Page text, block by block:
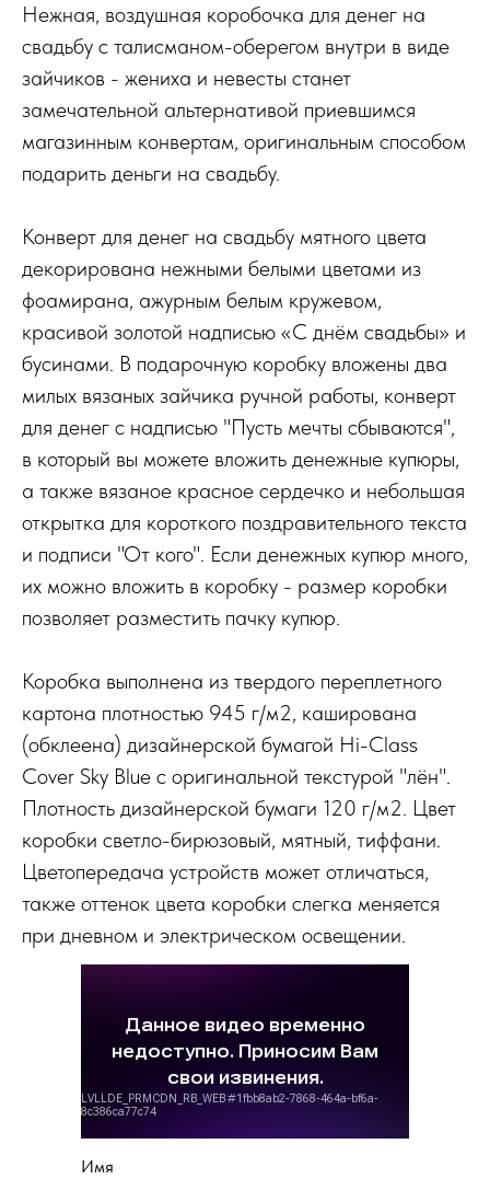
Нежная, воздушная коробочка для денег на
свадьбу с талисманом-оберегом внутри в виде
зайчиков - жениха и невесты станет
замечательной альтернативой приевшимся
магазинным конвертам, оригинальным способом
подарить деньги на свадьбу.
Конверт для денег на свадьбу мятного цвета
декорирована нежными белыми цветами из
фоамирана, ажурным белым кружевом,
красивой золотой надписью «С днём свадьбы» и
бусинами. В подарочную коробку вложены два
милых вязаных зайчика ручной работы, конверт
для денег с надписью "Пусть мечты сбываются",
в который вы можете вложить денежные купюры,
а также вязаное красное сердечко и небольшая
открытка для короткого поздравительного текста
и подписи "От кого". Если денежных купюр много,
их можно вложить в коробку - размер коробки
позволяет разместить пачку купюр.
Коробка выполнена из твердого переплетного
картона плотностью 945 г/м2, каширована
(обклеена) дизайнерской бумагой Hi-Class
Cover Sky Blue с оригинальной текстурой "лён".
Плотность дизайнерской бумаги 120 г/м2. Цвет
коробки светло-бирюзовый, мятный, тиффани.
Цветопередача устройств может отличаться,
также оттенок цвета коробки слегка меняется
при дневном и электрическом освещении.
Имя